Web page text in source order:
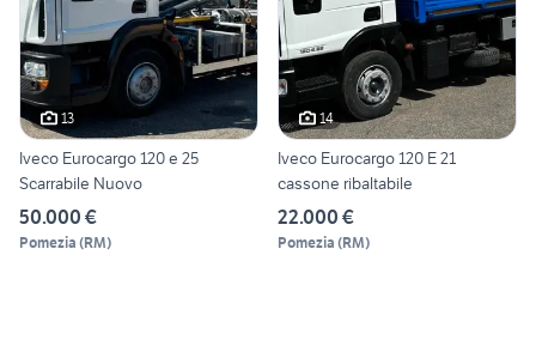
13
Iveco Eurocargo 120 e 25
Scarrabile Nuovo
50.000 €
Pomezia (RM)
14
Iveco Eurocargo 120 E 21
cassone ribaltabile
22.000 €
Pomezia (RM)